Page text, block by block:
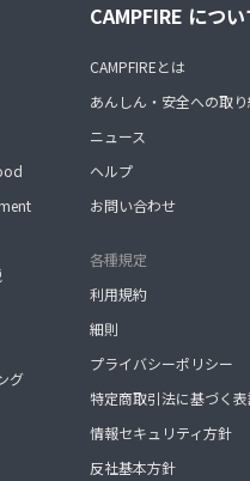
グ
CAMPFIRE につい
CAMPFIREとは
あんしん・安全への取
ニュース
ヘルプ
お問い合わせ
各種規定
利用規約
細則
プライバシーポリシー
特定商取引法に基づく
情報セキュリティ方針
反社基本方針